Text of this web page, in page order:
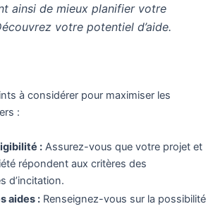
ainsi de mieux planifier votre
votre potentiel d’aide.
à considérer pour maximiser les
:
: Assurez-vous que votre projet et
répondent aux critères des
d’incitation.
aides : Renseignez-vous sur la possibilité